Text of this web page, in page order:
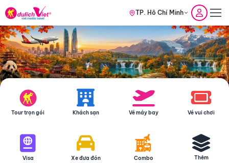
TP. Hồ Chí Minh
Tour trọn gói Khách sạn Vé máy bay Vé vui chơi
Visa Xe đưa đón Combo Thêm